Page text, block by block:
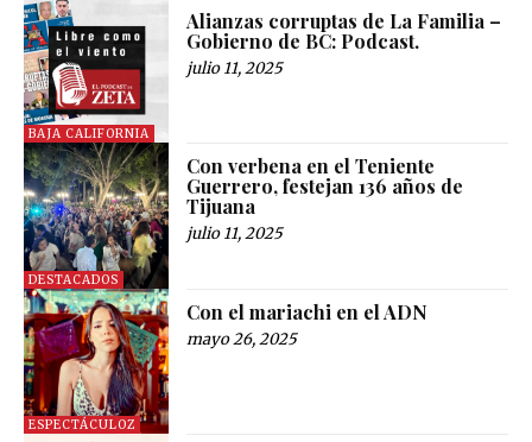
BAJA CALIFORNIA
Alianzas corruptas de La Familia –
Gobierno de BC: Podcast.
julio 11, 2025
DESTACADOS
Con verbena en el Teniente
Guerrero, festejan 136 años de
Tijuana
julio 11, 2025
ESPECTÁCULOZ
Con el mariachi en el ADN
mayo 26, 2025